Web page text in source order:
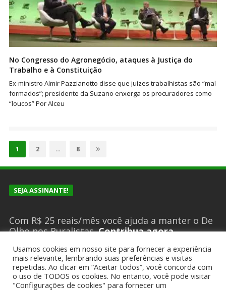
No Congresso do Agronegócio, ataques à Justiça do
Trabalho e à Constituição
Ex-ministro Almir Pazzianotto disse que juízes trabalhistas são “mal
formados”; presidente da Suzano enxerga os procuradores como
“loucos” Por Alceu
de
posts
Page
1 Page
2 … Page
8
SEJA ASSINANTE!
Com R$ 25 reais/mês você ajuda a manter o De
Olho nos Ruralistas.Contribua agora
SUGESTÕES DE PAUTA?
Usamos cookies em nosso site para fornecer a experiência
mais relevante, lembrando suas preferências e visitas
repetidas. Ao clicar em “Aceitar todos”, você concorda com
o uso de TODOS os cookies. No entanto, você pode visitar
"Configurações de cookies" para fornecer um